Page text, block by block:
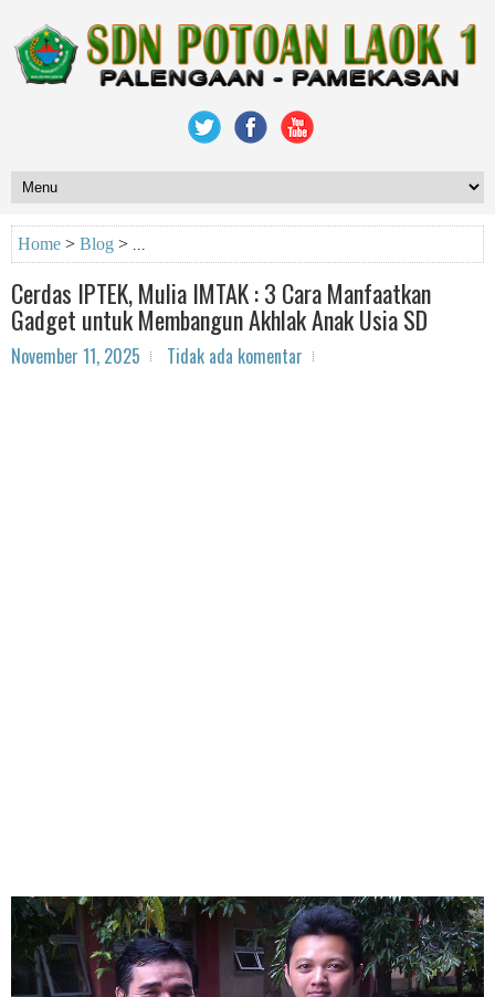
Home > Blog >
Cerdas IPTEK, Mulia IMTAK : 3 Cara Manfaatkan
Gadget untuk Membangun Akhlak Anak Usia SD
November 11, 2025 Tidak ada komentar